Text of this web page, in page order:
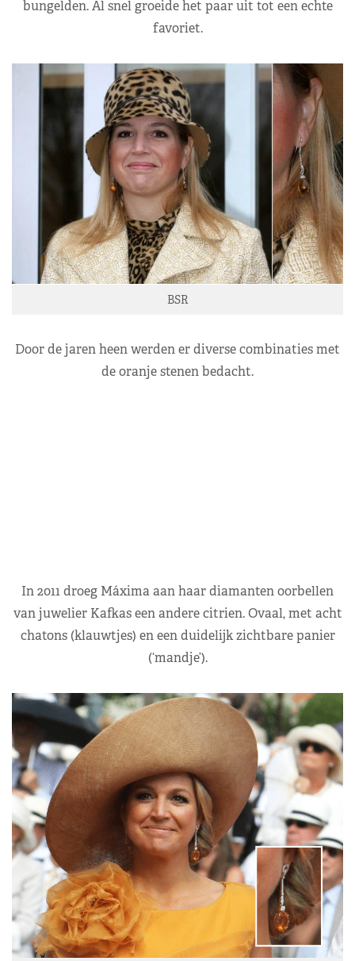
bungelden. Al snel groeide het paar uit tot een echte
favoriet.
BSR
Door de jaren heen werden er diverse combinaties met
de oranje stenen bedacht.
In 2011 droeg Máxima aan haar diamanten oorbellen
van juwelier Kafkas een andere citrien. Ovaal, met acht
chatons (klauwtjes) en een duidelijk zichtbare panier
(‘mandje’).